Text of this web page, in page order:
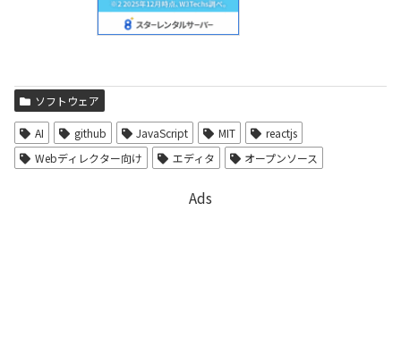
ソフトウェア
AI github JavaScript MIT
reactjs
Webディレクター向け
エディタ オープンソース
Ads